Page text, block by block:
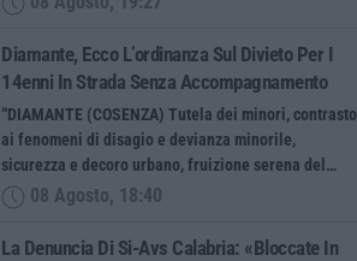
Diamante, Ecco L’ordinanza Sul Divieto Per I
14enni In Strada Senza Accompagnamento
“DIAMANTE (COSENZA) Tutela dei minori, contrasto
ai fenomeni di disagio e devianza minorile,
sicurezza e decoro urbano, fruizione serena del…
08 Agosto, 18:40
La Denuncia Di Si-Avs Calabria: «Bloccate In